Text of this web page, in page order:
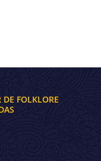
FOLKLORE